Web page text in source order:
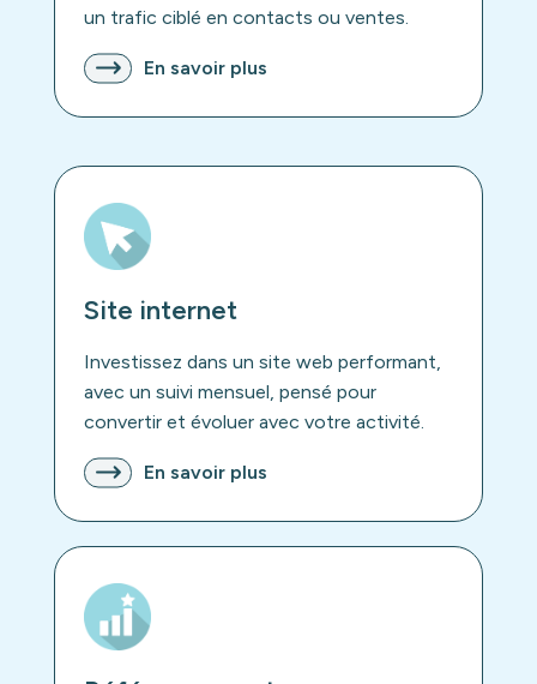
un trafic ciblé en contacts ou ventes.
En savoir plus
Site internet
Investissez dans un site web performant,
avec un suivi mensuel, pensé pour
convertir et évoluer avec votre activité.
En savoir plus